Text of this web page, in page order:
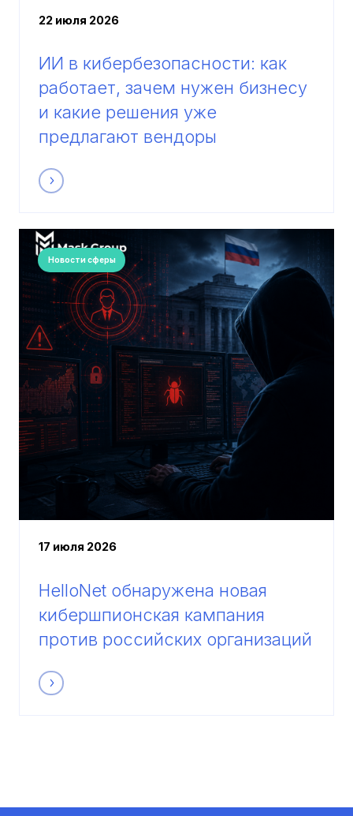
22 июля 2026
ИИ в кибербезопасности: как
работает, зачем нужен бизнесу
и какие решения уже
предлагают вендоры
Новости сферы
17 июля 2026
HelloNet обнаружена новая
кибершпионская кампания
против российских организаций